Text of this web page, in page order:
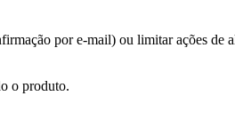
por e-mail) ou limitar ações de
o produto.